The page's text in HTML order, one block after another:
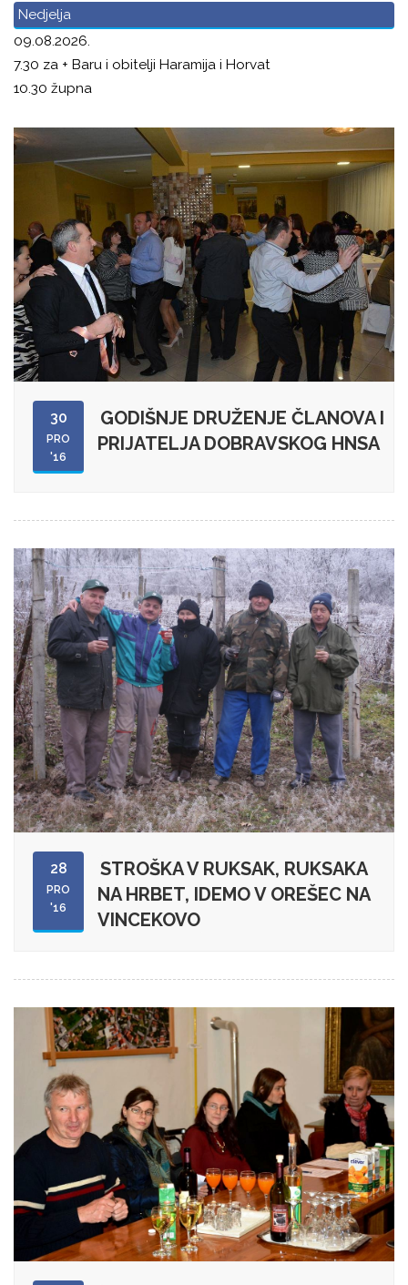
Nedjelja
09.08.2026.
7.30 za + Baru i obitelji Haramija i Horvat
10.30 župna
30
PRO
'16
GODIŠNJE DRUŽENJE ČLANOVA I
PRIJATELJA DOBRAVSKOG HNSA
28
PRO
'16
STROŠKA V RUKSAK, RUKSAKA
NA HRBET, IDEMO V OREŠEC NA
VINCEKOVO